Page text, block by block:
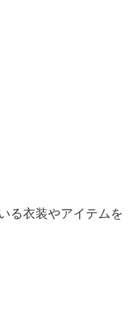
る衣装やアイテムを